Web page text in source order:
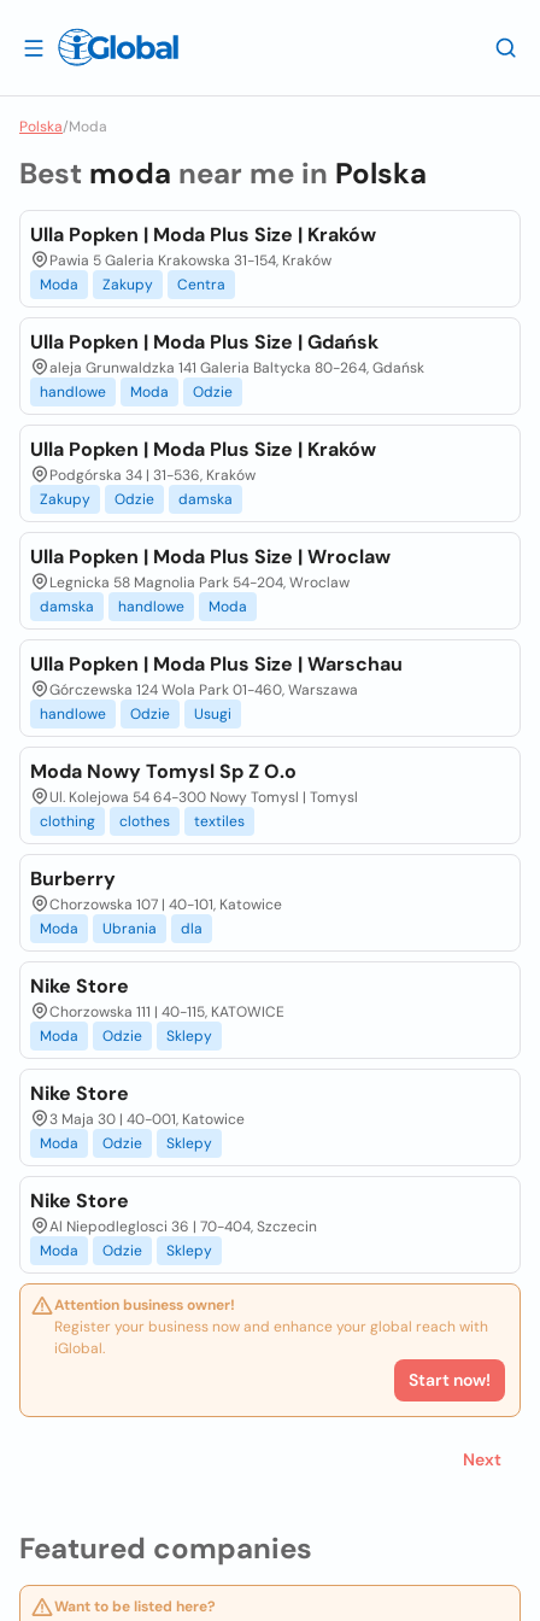
Polska/Moda
Featured companies
Want to be listed here?
Best moda near me in Polska
Ulla Popken | Moda Plus Size | Kraków
Pawia 5 Galeria Krakowska 31-154, Kraków
Moda
Zakupy Centra
Ulla Popken | Moda Plus Size | Gdańsk
aleja Grunwaldzka 141 Galeria Baltycka 80-264, Gdańsk
handlowe
Moda Odzie
Ulla Popken | Moda Plus Size | Kraków
Podgórska 34 | 31-536, Kraków
Zakupy
Odzie damska
Ulla Popken | Moda Plus Size | Wroclaw
Legnicka 58 Magnolia Park 54-204, Wroclaw
damska
handlowe Moda
Ulla Popken | Moda Plus Size | Warschau
Górczewska 124 Wola Park 01-460, Warszawa
handlowe
Odzie Usugi
Moda Nowy Tomysl Sp Z O.o
Ul. Kolejowa 54 64-300 Nowy Tomysl | Tomysl
clothing
clothes textiles
Burberry
Chorzowska 107 | 40-101, Katowice
Moda
Ubrania dla
Nike Store
Chorzowska 111 | 40-115, KATOWICE
Moda
Odzie Sklepy
Nike Store
3 Maja 30 | 40-001, Katowice
Moda
Odzie Sklepy
Nike Store
Al Niepodleglosci 36 | 70-404, Szczecin
Moda
Odzie Sklepy
Attention business owner!
Register your business now and enhance your global reach with
iGlobal.
Start now!
Next